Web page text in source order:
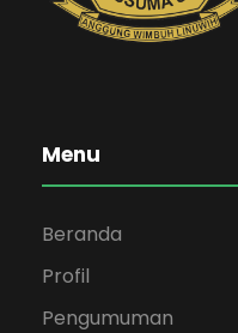
Menu
Beranda
Profil
Pengumuman